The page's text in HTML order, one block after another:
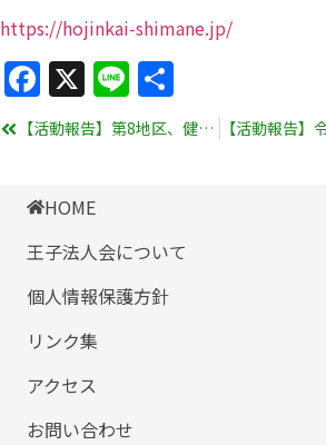
https://hojinkai-shimane.jp/
Facebook
X Line
有【活動報告】第8地区、健康セミナーを開催
HOME
王子法人会について
個人情報保護方針
リンク集
アクセス
お問い合わせ